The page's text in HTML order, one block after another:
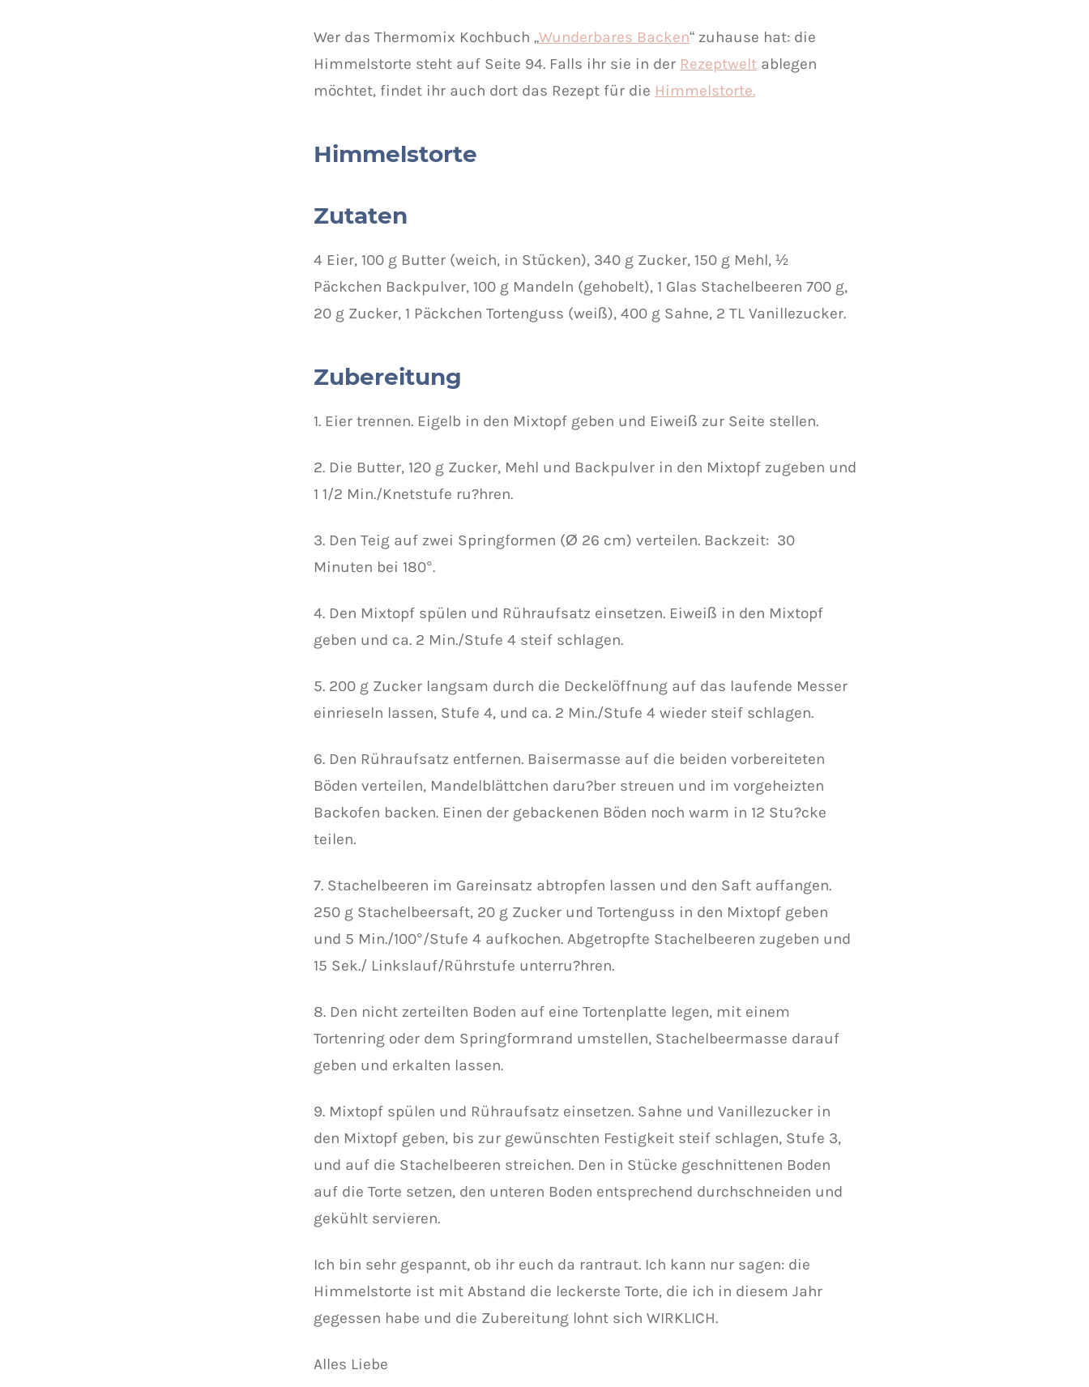
Wer das Thermomix Kochbuch „Wunderbares Backen“ zuhause hat: die
Himmelstorte steht auf Seite 94. Falls ihr sie in der Rezeptwelt ablegen
möchtet, findet ihr auch dort das Rezept für die Himmelstorte.
Himmelstorte
Zutaten
4 Eier, 100 g Butter (weich, in Stücken), 340 g Zucker, 150 g Mehl, ½
Päckchen Backpulver, 100 g Mandeln (gehobelt), 1 Glas Stachelbeeren 700 g,
20 g Zucker, 1 Päckchen Tortenguss (weiß), 400 g Sahne, 2 TL Vanillezucker.
Zubereitung
1. Eier trennen. Eigelb in den Mixtopf geben und Eiweiß zur Seite stellen.
2. Die Butter, 120 g Zucker, Mehl und Backpulver in den Mixtopf zugeben und
1 1/2 Min./Knetstufe ru?hren.
3. Den Teig auf zwei Springformen (Ø 26 cm) verteilen. Backzeit: 30
Minuten bei 180°.
4. Den Mixtopf spülen und Rühraufsatz einsetzen. Eiweiß in den Mixtopf
geben und ca. 2 Min./Stufe 4 steif schlagen.
5. 200 g Zucker langsam durch die Deckelöffnung auf das laufende Messer
einrieseln lassen, Stufe 4, und ca. 2 Min./Stufe 4 wieder steif schlagen.
6. Den Rühraufsatz entfernen. Baisermasse auf die beiden vorbereiteten
Böden verteilen, Mandelblättchen daru?ber streuen und im vorgeheizten
Backofen backen. Einen der gebackenen Böden noch warm in 12 Stu?cke
teilen.
7. Stachelbeeren im Gareinsatz abtropfen lassen und den Saft auffangen.
250 g Stachelbeersaft, 20 g Zucker und Tortenguss in den Mixtopf geben
und 5 Min./100°/Stufe 4 aufkochen. Abgetropfte Stachelbeeren zugeben und
15 Sek./ Linkslauf/Rührstufe unterru?hren.
8. Den nicht zerteilten Boden auf eine Tortenplatte legen, mit einem
Tortenring oder dem Springformrand umstellen, Stachelbeermasse darauf
geben und erkalten lassen.
9. Mixtopf spülen und Rühraufsatz einsetzen. Sahne und Vanillezucker in
den Mixtopf geben, bis zur gewünschten Festigkeit steif schlagen, Stufe 3,
und auf die Stachelbeeren streichen. Den in Stücke geschnittenen Boden
auf die Torte setzen, den unteren Boden entsprechend durchschneiden und
gekühlt servieren.
Ich bin sehr gespannt, ob ihr euch da rantraut. Ich kann nur sagen: die
Himmelstorte ist mit Abstand die leckerste Torte, die ich in diesem Jahr
gegessen habe und die Zubereitung lohnt sich WIRKLICH.
Alles Liebe